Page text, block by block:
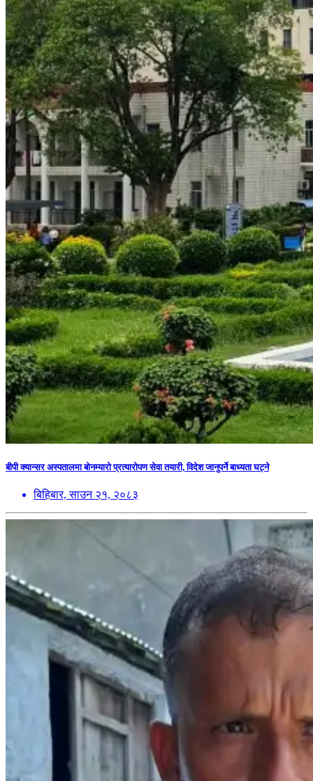
बीपी क्यान्सर अस्पतालमा बोनम्यारो प्रत्यारोपण सेवा तयारी, विदेश जानुपर्ने बाध्यता घट्ने
बिहिबार, साउन २१, २०८३